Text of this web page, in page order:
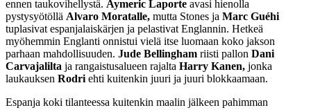
ennen taukovihellystä. Aymeric Laporte avasi hienolla
pystysyötöllä Alvaro Moratalle, mutta Stones ja Marc Guéhi
tuplasivat espanjalaiskärjen ja pelastivat Englannin. Hetkeä
myöhemmin Englanti onnistui vielä itse luomaan koko jakson
parhaan mahdollisuuden. Jude Bellingham riisti pallon Dani
Carvajalilta ja rangaistusalueen rajalta Harry Kanen, jonka
laukauksen Rodriehti kuitenkin juuri ja juuri blokkaamaan.
Espanja koki tilanteessa kuitenkin maalin jälkeen pahimman